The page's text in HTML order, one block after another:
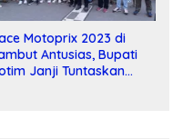
Motoprix 2023 di
Antusias, Bupati
Janji Tuntaskan